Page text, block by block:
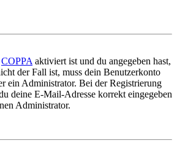
COPPA aktiviert ist und du angegeben hast,
der Fall ist, muss dein Benutzerkonto
ein Administrator. Bei der Registrierung
deine E-Mail-Adresse korrekt eingegeben
Administrator.